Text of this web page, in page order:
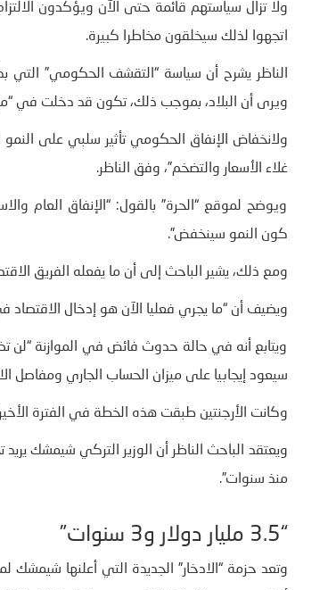
ولا تزال سياستهم قائمة حتى الآن ويؤكدون
اتجهوا لذلك سيخلقون مخاطرا كبيرة.
الناظر يشرح أن سياسة “التقشف الحكومي” التي
ويرى أن البلاد، بموجب ذلك، تكون قد دخلت في
ولانخفاض الإنفاق الحكومي تأثير سلبي على
غلاء الأسعار والتضخم”، وفق الناظر.
ويوضح لموقع “الحرة” بالقول: “الإنفاق العام
كون النمو سينخفض”.
ومع ذلك، يشير الباحث إلى أن ما يفعله الفريق
ويضيف أن “ما يجري فعليا الآن هو إدخال
ويتابع أنه في حالة حدوث فائض في الموازنة
سيعود إيجابيا على ميزان الحساب الجاري ومفاصل
وكانت الأرجنتين طبقت هذه الخطة في الفترة
ويعتقد الباحث الناظر أن الوزير التركي شيمشك
منذ سنوات”.
“3.5 مليار دولار و3 سنوات”